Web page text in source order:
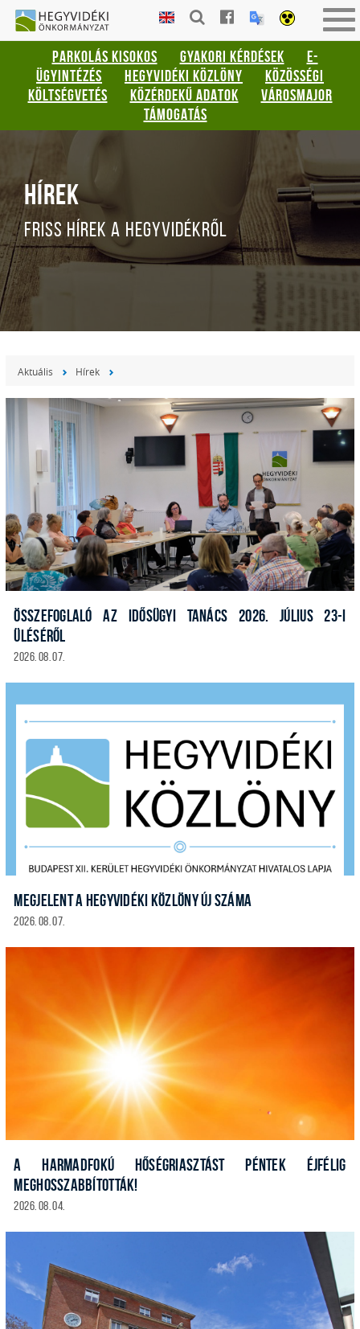
Gyorsbillentyűk
listája
Keresés:
"S"
Bejelentkezés:
HEGYVIDÉKI
ÖNKORMÁNYZAT
PARKOLÁS KISOKOS GYAKORI KÉRDÉSEK
E-
ÜGYINTÉZÉS
HEGYVIDÉKI KÖZLÖNY
KÖZÖSSÉGI
KÖLTSÉGVETÉS
KÖZÉRDEKŰ ADATOK
VÁROSMAJOR
TÁMOGATÁS
HÍREK
FRISS HÍREK A HEGYVIDÉKRŐL
Aktuális Hírek
ÖSSZEFOGLALÓ AZ IDŐSÜGYI TANÁCS 2026. JÚLIUS 23-I
ÜLÉSÉRŐL
2026. 08. 07.
MEGJELENT A HEGYVIDÉKI KÖZLÖNY ÚJ SZÁMA
2026. 08. 07.
A HARMADFOKÚ HŐSÉGRIASZTÁST PÉNTEK ÉJFÉLIG
MEGHOSSZABBÍTOTTÁK!
2026. 08. 04.